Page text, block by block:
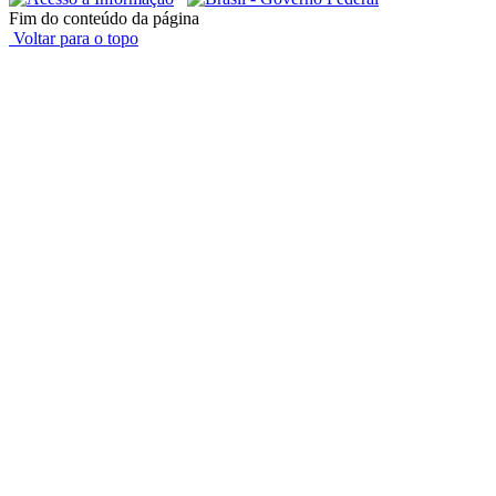
Fim do conteúdo da página
Voltar para o topo